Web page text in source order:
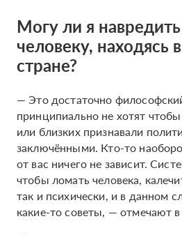
Могу ли я
человеку, находясь
стране?
— Это достаточно
принципиально не хотят
или близких признавали
заключёнными. Кто-то
от вас ничего не зависит.
чтобы ломать человека,
так и психически, и в данном
какие-то советы, — отмечают в